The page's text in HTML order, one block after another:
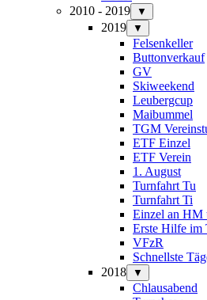
2010 - 2019
▼
2019 ▼
Felsenkeller
Buttonverkauf
GV
Skiweekend
Leubergcup
Maibummel
TGM
ETF Einzel
ETF Verein
1. August
Turnfahrt Tu
Turnfahrt Ti
Einzel an HM
Erste Hilfe im
VFzR
Schnellste
2018
▼
Chlausabend